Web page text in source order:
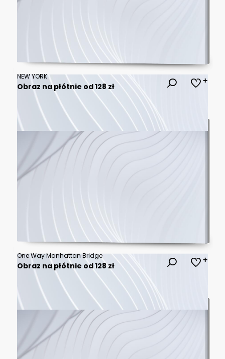
NEW YORK
Obraz na płótnie od 128 zł
One Way Manhattan Bridge
Obraz na płótnie od 128 zł